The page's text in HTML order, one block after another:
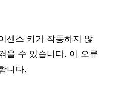
센스 키가 작동하지 않
을 수 있습니다. 이 오류
니다.